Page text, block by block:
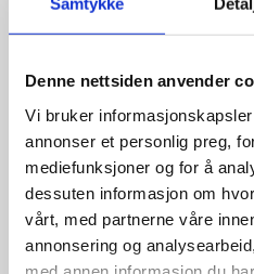
Denne nettsiden anvender
Vi bruker
annonser et personlig preg,
mediefunksjoner og for å
dessuten informasjon om
vårt, med partnerne våre
annonsering og
Nexen
kr
Se flere